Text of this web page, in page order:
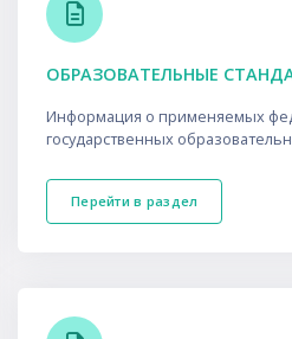
ОБРАЗОВАТЕЛЬНЫЕ
Информация о применяемых
государственных
Перейти в раздел